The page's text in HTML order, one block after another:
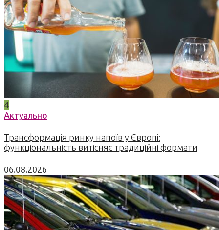
4
Актуально
Трансформація ринку напоїв у Європі:
функціональність витісняє традиційні формати
06.08.2026